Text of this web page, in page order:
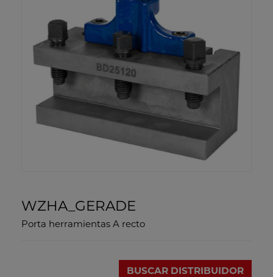
WZHA_GERADE
Porta herramientas A recto
BUSCAR DISTRIBUIDOR